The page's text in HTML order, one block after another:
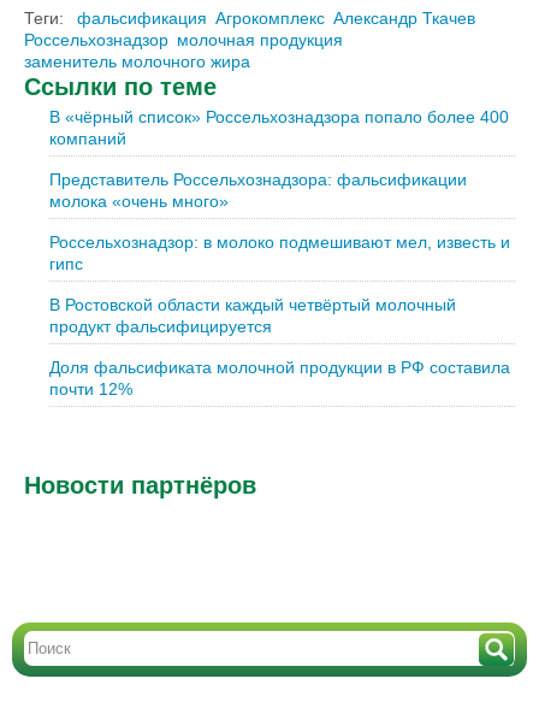
Теги:
фальсификация Агрокомплекс Александр Ткачев
Россельхознадзор молочная продукция
заменитель молочного жира
Ссылки по теме
В «чёрный список» Россельхознадзора попало более 400
компаний
Представитель Россельхознадзора: фальсификации
молока «очень много»
Россельхознадзор: в молоко подмешивают мел, известь и
гипс
В Ростовской области каждый четвёртый молочный
продукт фальсифицируется
Доля фальсификата молочной продукции в РФ составила
почти 12%
Новости партнёров